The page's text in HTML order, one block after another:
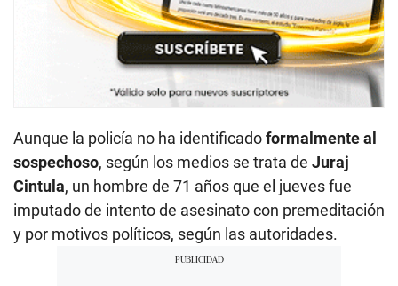
Aunque la policía no ha identificadoformalmente al
sospechoso, según los medios se trata de Juraj
Cintula, un hombre de 71 años que el jueves fue
imputado de intento de asesinato con premeditación
y por motivos políticos, según las autoridades.